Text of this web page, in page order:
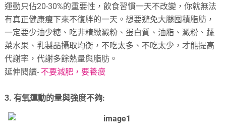
運動只佔20-30%的重要性，飲食習慣一天不改變，你就無法
有真正健康瘦下來不復胖的一天。想要避免大腿囤積脂肪，
一定要少油少糖、吃非精緻澱粉、蛋白質、油脂、澱粉、蔬
菜水果、乳製品攝取均衡，不吃太多、不吃太少，才能提高
代謝率，代謝多餘熱量與脂肪。
延伸閱讀- 不要減肥，要養瘦
3. 有氧運動的量與強度不夠: